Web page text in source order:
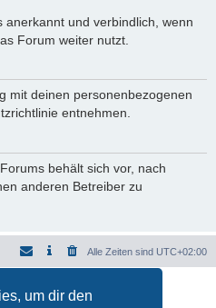
um dir den
und verbindlich, wenn
Forum weiter nutzt.
mit deinen personenbezogenen
entnehmen.
behält sich vor, nach
anderen Betreiber zu
Alle Zeiten sind UTC+02:00
durchphpBB.de